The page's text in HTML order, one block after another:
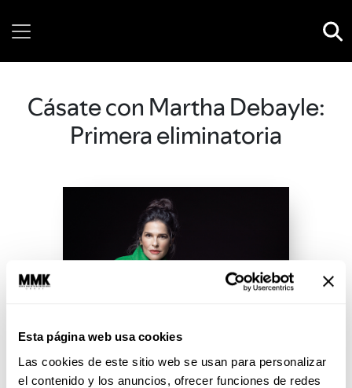
Esta página web usa cookies
Las cookies de este sitio web se usan para personalizar
el contenido y los anuncios, ofrecer funciones de redes
Cásate con Martha Debayle:
Primera eliminatoria